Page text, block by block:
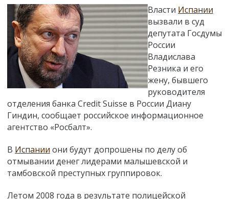
Власти Испании
вызвали в суд
депутата Госдумы
России
Владислава
Резника и его
жену, бывшего
руководителя
отделения банка Credit Suisse в России Диану
Гиндин, сообщает российское информационное
агентство «Росбалт».
В Испании они будут допрошены по делу об
отмывании денег лидерами малышевской и
тамбовской преступных группировок.
Летом 2008 года в результате полицейской